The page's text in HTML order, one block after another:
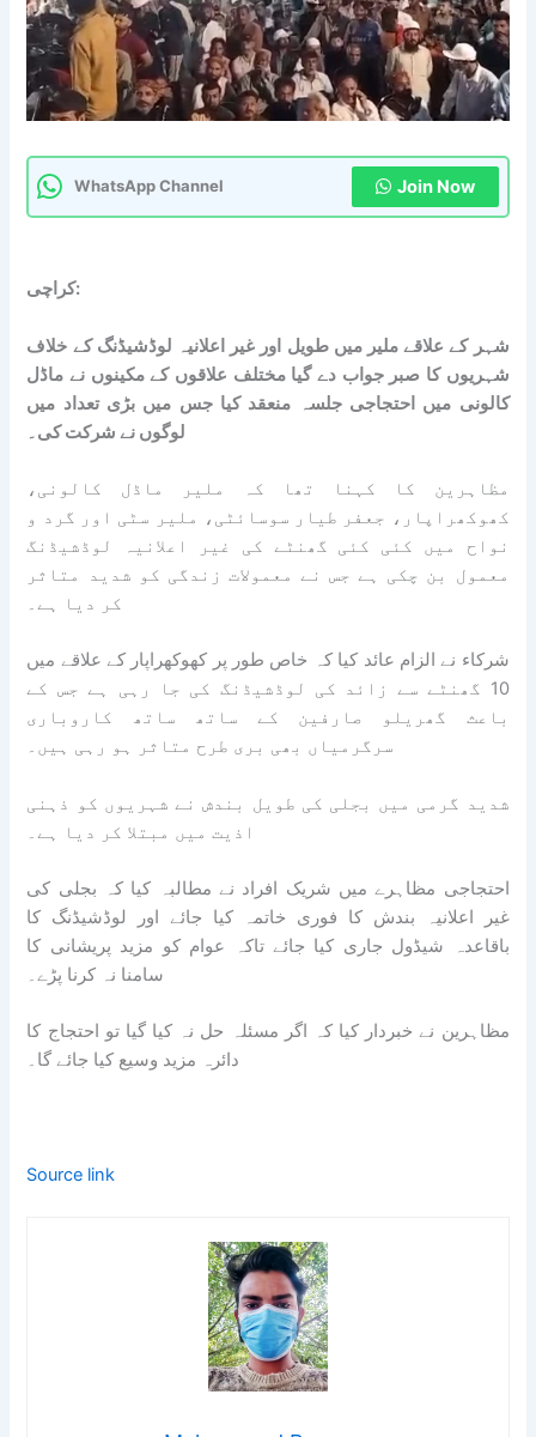
WhatsApp Channel Join Now
کراچی:
شہر کے علاقے ملیر میں طویل اور غیر اعلانیہ لوڈشیڈنگ کے خلاف
شہریوں کا صبر جواب دے گیا مختلف علاقوں کے مکینوں نے ماڈل
کالونی میں احتجاجی جلسہ منعقد کیا جس میں بڑی تعداد میں
لوگوں نے شرکت کی۔
مظاہرین کا کہنا تھا کہ ملیر ماڈل کالونی،
کھوکھراپار، جعفر طیار سوسائٹی، ملیر سٹی اور گرد و
نواح میں کئی کئی گھنٹے کی غیر اعلانیہ لوڈشیڈنگ
معمول بن چکی ہے جس نے معمولات زندگی کو شدید متاثر
کر دیا ہے۔
شرکاء نے الزام عائد کیا کہ خاص طور پر کھوکھراپار کے علاقے میں
10 گھنٹے سے زائد کی لوڈشیڈنگ کی جا رہی ہے جس کے
باعث گھریلو صارفین کے ساتھ ساتھ کاروباری
سرگرمیاں بھی بری طرح متاثر ہو رہی ہیں۔
شدید گرمی میں بجلی کی طویل بندش نے شہریوں کو ذہنی
اذیت میں مبتلا کر دیا ہے۔
احتجاجی مظاہرے میں شریک افراد نے مطالبہ کیا کہ بجلی کی
غیر اعلانیہ بندش کا فوری خاتمہ کیا جائے اور لوڈشیڈنگ کا
باقاعدہ شیڈول جاری کیا جائے تاکہ عوام کو مزید پریشانی کا
سامنا نہ کرنا پڑے۔
مظاہرین نے خبردار کیا کہ اگر مسئلہ حل نہ کیا گیا تو احتجاج کا
دائرہ مزید وسیع کیا جائے گا۔
Source link